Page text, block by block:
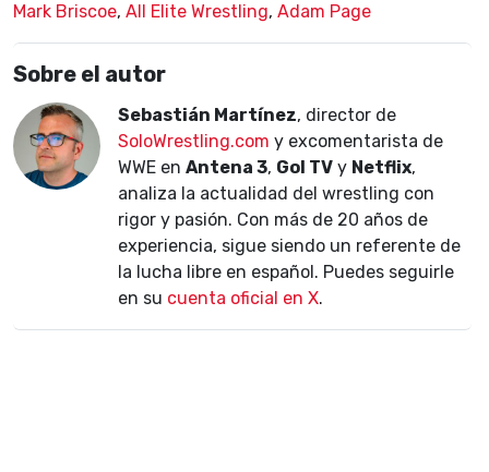
Mark Briscoe, All Elite Wrestling, Adam Page
Sobre el autor
Sebastián Martínez, director de
SoloWrestling.com y excomentarista de
WWE en Antena 3, Gol TV y Netflix,
analiza la actualidad del wrestling con
rigor y pasión. Con más de 20 años de
experiencia, sigue siendo un referente de
la lucha libre en español. Puedes seguirle
en su cuenta oficial en X.